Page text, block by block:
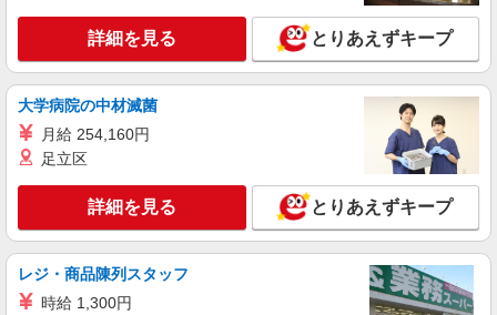
人気機種に詳しくなれる携帯販売【楽天モバイ
ル】
日給12000円〜 ※残業代支給 ★交通費別途支
給（規定あり） ゜+゜・。○。・゜+゜・。
○。・゜+゜ 入社祝い金10万円支給(規定有) お友達
を紹介頂くと, インセンティブ支給(規定有) ★月2
回払い・週払い可能（規程有）★ ゜・。○。・゜
岐阜県を含む東海3県内の家電量販店の楽天モ
バイルショップ
詳細を見る
派遣社員
株式会社シエロ
【ソフトバンク】の店舗スタッフ
時給1500円〜1800円（経験・能力による） ※
詳細を見る とりあえずキープ
大学病院の中材滅菌
月給 254,160円
足立区
詳細を見る とりあえずキープ
レジ・商品陳列スタッフ
時給 1,300円